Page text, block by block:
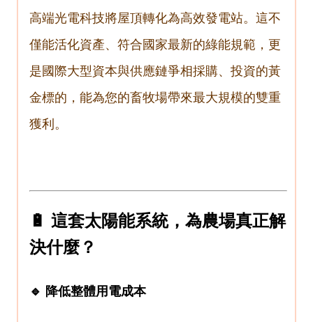
高端光電科技將屋頂轉化為高效發電站。這不
僅能活化資產、符合國家最新的綠能規範，更
是國際大型資本與供應鏈爭相採購、投資的黃
金標的，能為您的畜牧場帶來最大規模的雙重
獲利。
🔋 這套太陽能系統，為農場真正解
決什麼？
🔹 降低整體用電成本